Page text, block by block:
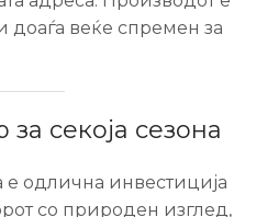
доаѓа веќе спремен за
секоја сезона
одлична инвестиција
со природен изглед,